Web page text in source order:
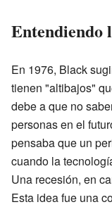
Entendiendo
En 1976, Black
tienen "altibajos"
debe a que no
personas en el
pensaba que un
cuando la
Una recesión, en
Esta idea fue una